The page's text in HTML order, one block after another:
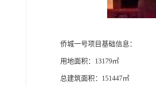
侨城一号项目基础信息：
用地面积：13179㎡
总建筑面积：151447㎡